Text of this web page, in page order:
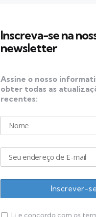
Inscreva-se na
newsletter
Assine o nosso
obter todas as
recentes:
Li e concordo com os